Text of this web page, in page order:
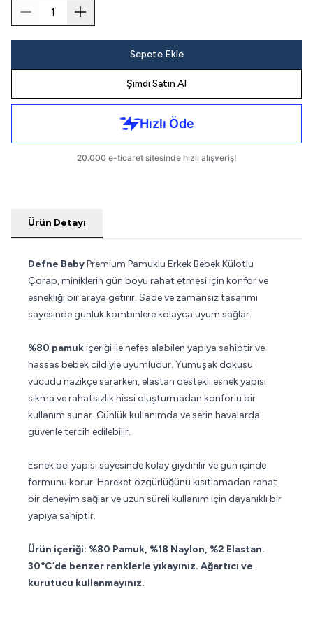
Sepete Ekle
Şimdi Satın Al
Ürün Detayı
Defne BabyPremium Pamuklu Erkek Bebek Külotlu
Çorap, miniklerin gün boyu rahat etmesi için konfor ve
esnekliği bir araya getirir. Sade ve zamansız tasarımı
sayesinde günlük kombinlere kolayca uyum sağlar.
%80 pamukiçeriği ile nefes alabilen yapıya sahiptir ve
hassas bebek cildiyle uyumludur. Yumuşak dokusu
vücudu nazikçe sararken, elastan destekli esnek yapısı
sıkma ve rahatsızlık hissi oluşturmadan konforlu bir
kullanım sunar. Günlük kullanımda ve serin havalarda
güvenle tercih edilebilir.
Esnek bel yapısı sayesinde kolay giydirilir ve gün içinde
formunu korur. Hareket özgürlüğünü kısıtlamadan rahat
bir deneyim sağlar ve uzun süreli kullanım için dayanıklı bir
yapıya sahiptir.
Ürün içeriği: %80 Pamuk, %18 Naylon, %2 Elastan.
30°C’de benzer renklerle yıkayınız. Ağartıcı ve
kurutucu kullanmayınız.